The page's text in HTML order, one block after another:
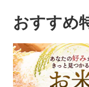
おすすめ